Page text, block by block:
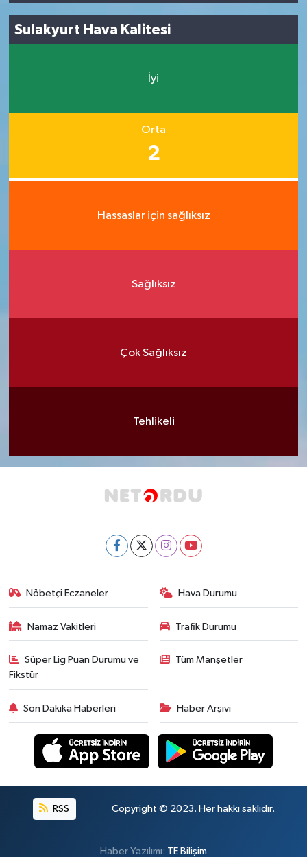
Sulakyurt Hava Kalitesi
İyi
Orta
2
Hassaslar için sağlıksız
Sağlıksız
Çok Sağlıksız
Tehlikeli
Nöbetçi Eczaneler Hava Durumu
Namaz Vakitleri Trafik Durumu
Süper Lig Puan Durumu ve
Fikstür
Tüm Manşetler
Son Dakika Haberleri Haber Arşivi
RSS Copyright © 2023. Her hakkı saklıdır.
Haber Yazılımı: TE Bilişim